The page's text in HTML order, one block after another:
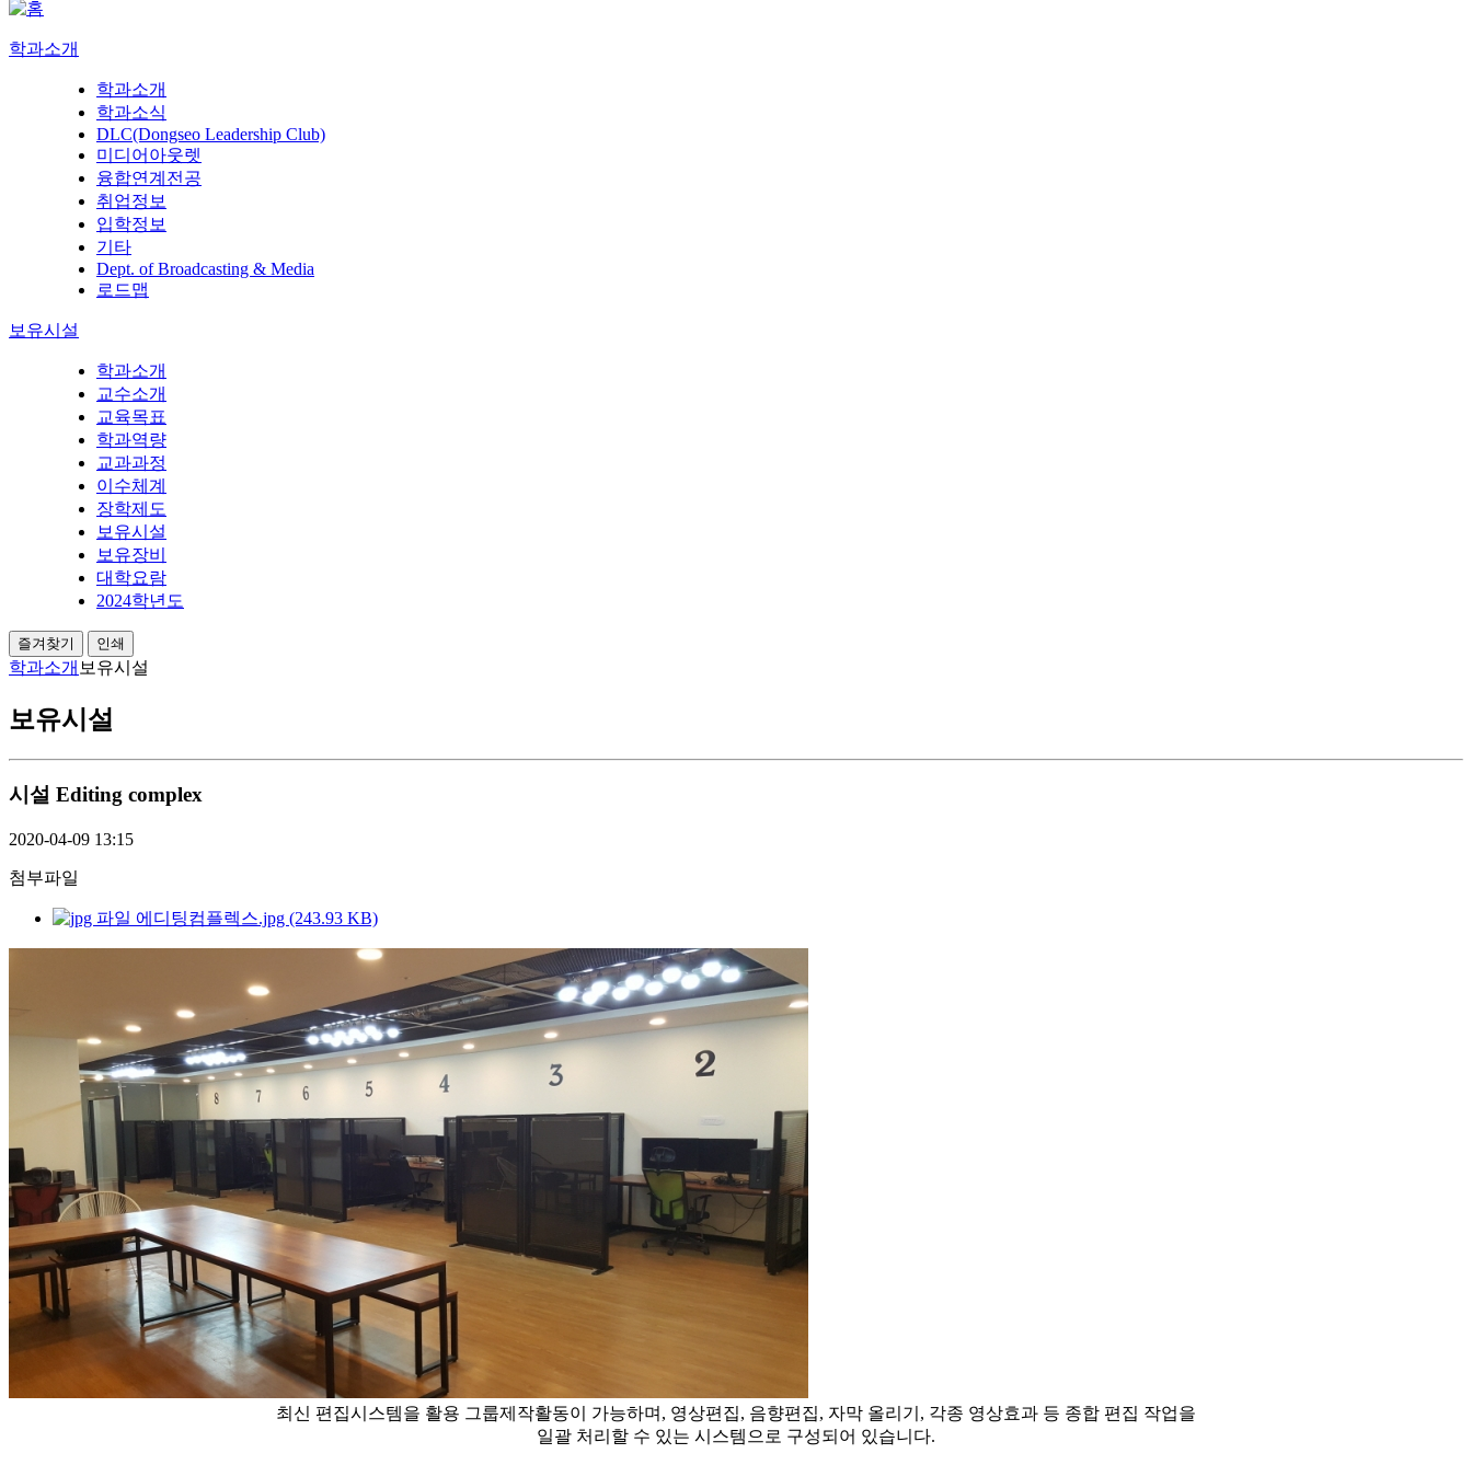
학과소개
학과소개
학과소식
DLC(Dongseo Leadership Club)
미디어아웃렛
융합연계전공
취업정보
입학정보
기타
Dept. of Broadcasting & Media
로드맵
보유시설
학과소개
교수소개
교육목표
학과역량
교과과정
이수체계
장학제도
보유시설
보유장비
대학요람
2024학년도
즐겨찾기 인쇄
학과소개 보유시설
보유시설
시설 Editing complex
2020-04-09 13:15
첨부파일
에디팅컴플렉스.jpg (243.93 KB)
최신 편집시스템을 활용 그룹제작활동이 가능하며, 영상편집, 음향편집, 자막 올리기, 각종 영상효과 등 종합 편집 작업을
일괄 처리할 수 있는 시스템으로 구성되어 있습니다.